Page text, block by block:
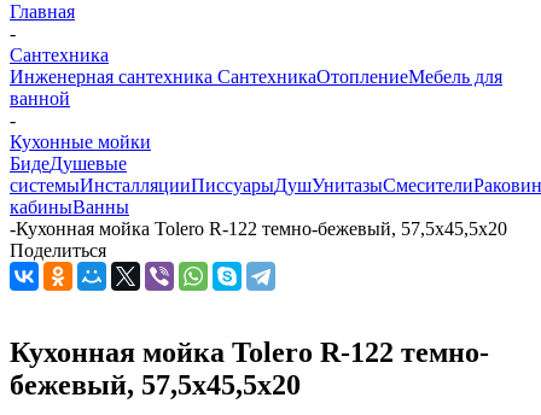
Главная
-
Сантехника
Инженерная сантехника СантехникаОтоплениеМебель для
ванной
-
Кухонные мойки
БидеДушевые
системыИнсталляцииПиссуарыДушУнитазыСмесители
кабиныВанны
-Кухонная мойка Tolero R-122 темно-бежевый, 57,5x45,5x20
Поделиться
Кухонная мойка Tolero R-122 темно-
бежевый, 57,5x45,5x20